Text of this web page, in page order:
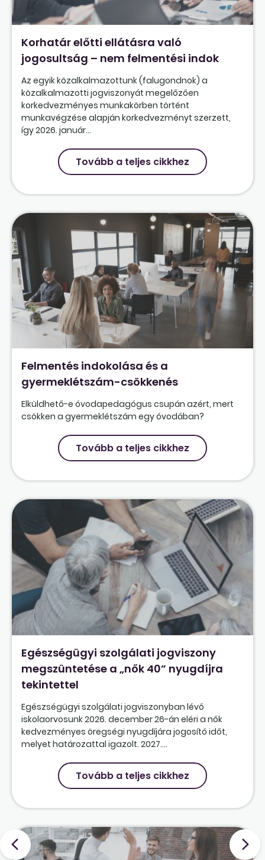
Korhatár előtti ellátásra való
jogosultság – nem felmentési indok
Az egyik közalkalmazottunk (falugondnok) a
közalkalmazotti jogviszonyát megelőzően
korkedvezményes munkakörben történt
munkavégzése alapján korkedvezményt szerzett,
így 2026. január...
Tovább a teljes cikkhez
Felmentés indokolása és a
gyermeklétszám-csökkenés
Elküldhető-e óvodapedagógus csupán azért, mert
csökken a gyermeklétszám egy óvodában?
Tovább a teljes cikkhez
Egészségügyi szolgálati jogviszony
megszüntetése a „nők 40” nyugdíjra
tekintettel
Egészségügyi szolgálati jogviszonyban lévő
iskolaorvosunk 2026. december 26-án eléri a nők
kedvezményes öregségi nyugdíjára jogosító időt,
melyet határozattal igazolt. 2027....
Tovább a teljes cikkhez